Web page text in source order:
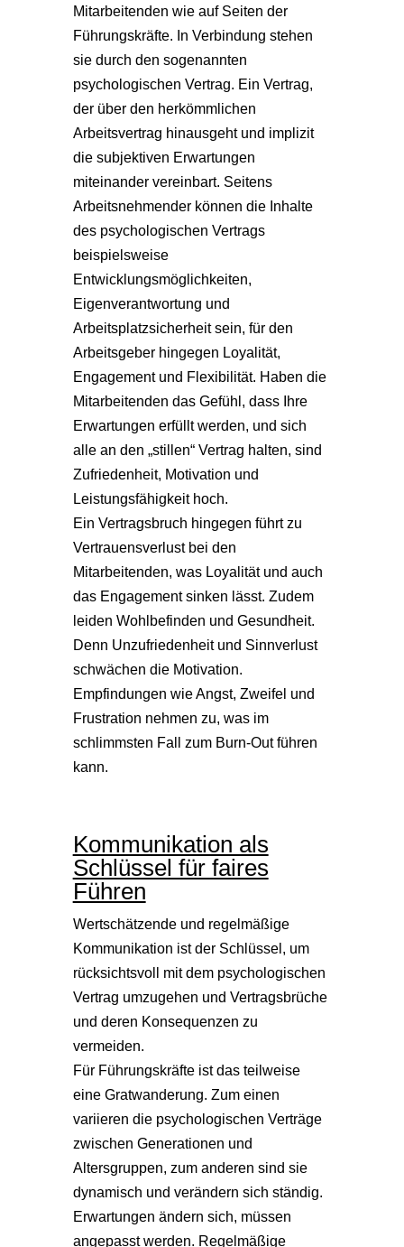
Mitarbeitenden wie auf Seiten der
Führungskräfte. In Verbindung stehen
sie durch den sogenannten
psychologischen Vertrag. Ein Vertrag,
der über den herkömmlichen
Arbeitsvertrag hinausgeht und implizit
die subjektiven Erwartungen
miteinander vereinbart. Seitens
Arbeitsnehmender können die Inhalte
des psychologischen Vertrags
beispielsweise
Entwicklungsmöglichkeiten,
Eigenverantwortung und
Arbeitsplatzsicherheit sein, für den
Arbeitsgeber hingegen Loyalität,
Engagement und Flexibilität. Haben die
Mitarbeitenden das Gefühl, dass Ihre
Erwartungen erfüllt werden, und sich
alle an den „stillen“ Vertrag halten, sind
Zufriedenheit, Motivation und
Leistungsfähigkeit hoch.
Ein Vertragsbruch hingegen führt zu
Vertrauensverlust bei den
Mitarbeitenden, was Loyalität und auch
das Engagement sinken lässt. Zudem
leiden Wohlbefinden und Gesundheit.
Denn Unzufriedenheit und Sinnverlust
schwächen die Motivation.
Empfindungen wie Angst, Zweifel und
Frustration nehmen zu, was im
schlimmsten Fall zum Burn-Out führen
kann.
Kommunikation als
Schlüssel für faires
Führen
Wertschätzende und regelmäßige
Kommunikation ist der Schlüssel, um
rücksichtsvoll mit dem psychologischen
Vertrag umzugehen und Vertragsbrüche
und deren Konsequenzen zu
vermeiden.
Für Führungskräfte ist das teilweise
eine Gratwanderung. Zum einen
variieren die psychologischen Verträge
zwischen Generationen und
Altersgruppen, zum anderen sind sie
dynamisch und verändern sich ständig.
Erwartungen ändern sich, müssen
angepasst werden. Regelmäßige